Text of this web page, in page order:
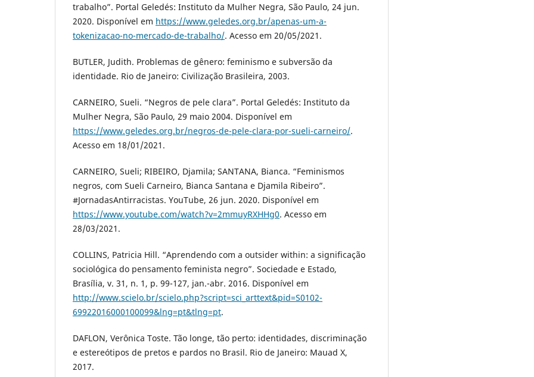
trabalho”. Portal Geledés: Instituto da Mulher Negra, São Paulo, 24 jun.
2020. Disponível em https://www.geledes.org.br/apenas-um-a-
tokenizacao-no-mercado-de-trabalho/. Acesso em 20/05/2021.
BUTLER, Judith. Problemas de gênero: feminismo e subversão da
identidade. Rio de Janeiro: Civilização Brasileira, 2003.
CARNEIRO, Sueli. “Negros de pele clara”. Portal Geledés: Instituto da
Mulher Negra, São Paulo, 29 maio 2004. Disponível em
https://www.geledes.org.br/negros-de-pele-clara-por-sueli-carneiro/.
Acesso em 18/01/2021.
CARNEIRO, Sueli; RIBEIRO, Djamila; SANTANA, Bianca. “Feminismos
negros, com Sueli Carneiro, Bianca Santana e Djamila Ribeiro”.
#JornadasAntirracistas. YouTube, 26 jun. 2020. Disponível em
https://www.youtube.com/watch?v=2mmuyRXHHg0. Acesso em
28/03/2021.
COLLINS, Patricia Hill. “Aprendendo com a outsider within: a significação
sociológica do pensamento feminista negro”. Sociedade e Estado,
Brasília, v. 31, n. 1, p. 99-127, jan.-abr. 2016. Disponível em
http://www.scielo.br/scielo.php?script=sci_arttext&pid=S0102-
69922016000100099&lng=pt&tlng=pt.
DAFLON, Verônica Toste. Tão longe, tão perto: identidades, discriminação
e estereótipos de pretos e pardos no Brasil. Rio de Janeiro: Mauad X,
2017.